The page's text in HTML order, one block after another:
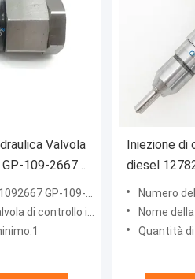
Valvola
109-2667
GP-109-2667
Valvola di sollievo principale
Iniezione
diesel
iniezione a
Numero
Nome
Quantità di